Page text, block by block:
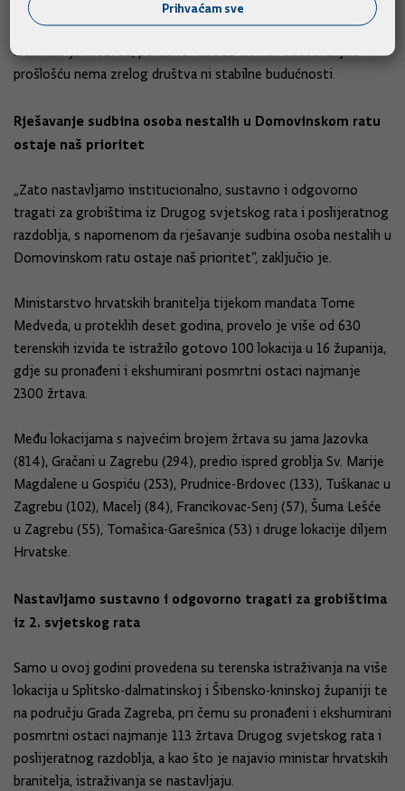
prema onima koji su pogubljeni bez suda i presude, koji su
desetljećima bili prešućivani i izbrisani iz javnog sjećanja“,
istaknuo je Medved, poručivši da bez istine i suočavanja s
prošlošću nema zrelog društva ni stabilne budućnosti.
Rješavanje sudbina osoba nestalih u Domovinskom ratu
ostaje naš prioritet
„Zato nastavljamo institucionalno, sustavno i odgovorno
tragati za grobištima iz Drugog svjetskog rata i poslijeratnog
razdoblja, s napomenom da rješavanje sudbina osoba nestalih u
Domovinskom ratu ostaje naš prioritet“, zaključio je.
Ministarstvo hrvatskih branitelja tijekom mandata Tome
Medveda, u proteklih deset godina, provelo je više od 630
terenskih izvida te istražilo gotovo 100 lokacija u 16 županija,
gdje su pronađeni i ekshumirani posmrtni ostaci najmanje
2300 žrtava.
Među lokacijama s najvećim brojem žrtava su jama Jazovka
(814), Gračani u Zagrebu (294), predio ispred groblja Sv. Marije
Magdalene u Gospiću (253), Prudnice-Brdovec (133), Tuškanac u
Zagrebu (102), Macelj (84), Francikovac-Senj (57), Šuma Lešće
u Zagrebu (55), Tomašica-Garešnica (53) i druge lokacije diljem
Hrvatske.
Nastavljamo sustavno i odgovorno tragati za grobištima
iz 2. svjetskog rata
Samo u ovoj godini provedena su terenska istraživanja na više
lokacija u Splitsko-dalmatinskoj i Šibensko-kninskoj županiji te
na području Grada Zagreba, pri čemu su pronađeni i ekshumirani
posmrtni ostaci najmanje 113 žrtava Drugog svjetskog rata i
poslijeratnog razdoblja, a kao što je najavio ministar hrvatskih
branitelja, istraživanja se nastavljaju.
Prihvaćam sve